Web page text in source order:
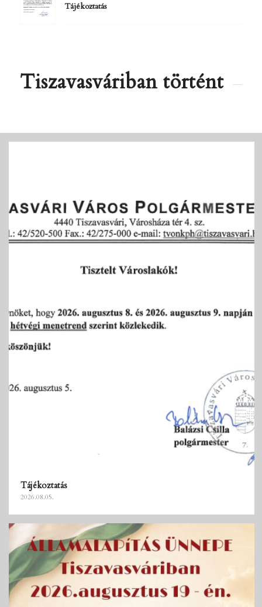
Tájékoztatás
Tiszavasváriban történt
Tájékoztatás
2026.08.05.